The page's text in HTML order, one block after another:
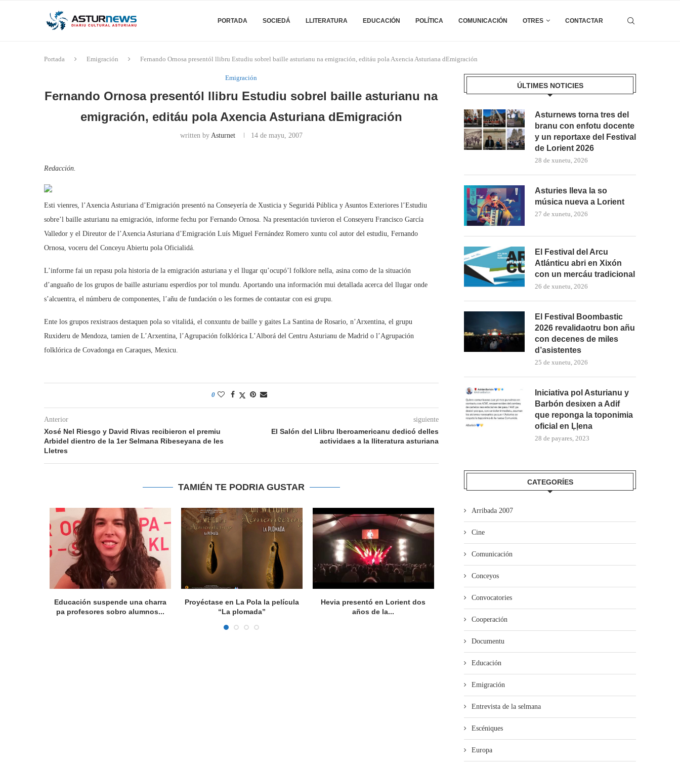
PORTADA SOCIEDÁ LLITERATURA EDUCACIÓN POLÍTICA COMUNICACIÓN OTRES CONTACTAR
Portada Emigración Fernando Ornosa presentól llibru Estudiu sobrel baille asturianu na emigración, editáu pola Axencia Asturiana dEmigración
Emigración
Fernando Ornosa presentól llibru Estudiu sobrel baille asturianu na
emigración, editáu pola Axencia Asturiana dEmigración
written by Asturnet 14 de mayu, 2007
Redacción.
Esti vienres, l’Axencia Asturiana d’Emigración presentó na Conseyería de Xusticia y Seguridá Pública y Asuntos Exteriores l’Estudiu
sobre’l baille asturianu na emigración, informe fechu por Fernando Ornosa. Na presentación tuvieron el Conseyeru Francisco García
Valledor y el Direutor de l’Axencia Asturiana d’Emigración Luís Miguel Fernández Romero xuntu col autor del estudiu, Fernando
Ornosa, voceru del Conceyu Abiertu pola Oficialidá.
L’informe fai un repasu pola historia de la emigración asturiana y el llugar qu’ocupó’l folklore nella, asina como de la situación
d’anguaño de los grupos de baille asturianu esperdíos por tol mundu. Aportando una información mui detallada acerca del llugar onde
s’alcuentra, el númberu de componentes, l’añu de fundación o les formes de contautar con esi grupu.
Ente los grupos rexistraos destaquen pola so vitalidá, el conxuntu de baille y gaites La Santina de Rosario, n’Arxentina, el grupu
Ruxideru de Mendoza, tamien de L’Arxentina, l’Agrupación folklórica L’Alborá del Centru Asturianu de Madrid o l’Agrupación
folklórica de Covadonga en Caraques, Mexicu.
0
Anterior
Xosé Nel Riesgo y David Rivas recibieron el premiu
Arbidel dientro de la 1er Selmana Ribeseyana de les
Lletres
siguiente
El Salón del Llibru Iberoamericanu dedicó delles
actividaes a la lliteratura asturiana
TAMIÉN TE PODRIA GUSTAR
Educación suspende una charra
pa profesores sobro alumnos...
Proyéctase en La Pola la película
“La plomada”
Hevia presentó en Lorient dos
años de la...
Iniciativa abre una nueva edición
de los sos...
ÚLTIMES NOTICIES
Asturnews torna tres del
branu con enfotu docente
y un reportaxe del Festival
de Lorient 2026
28 de xunetu, 2026
Asturies lleva la so
música nueva a Lorient
27 de xunetu, 2026
El Festival del Arcu
Atlánticu abri en Xixón
con un mercáu tradicional
26 de xunetu, 2026
El Festival Boombastic
2026 revalidaotru bon añu
con decenes de miles
d’asistentes
25 de xunetu, 2026
Iniciativa pol Asturianu y
Barbón desixen a Adif
que reponga la toponimia
oficial en Ḷḷena
28 de payares, 2023
CATEGORÍES
Arribada 2007
Cine
Comunicación
Conceyos
Convocatories
Cooperación
Documentu
Educación
Emigración
Entrevista de la selmana
Escéniques
Europa